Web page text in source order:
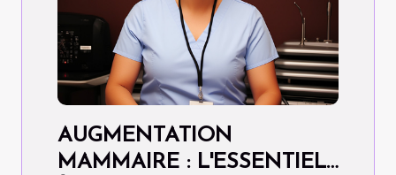
AUGMENTATION
MAMMAIRE : L'ESSENTIEL